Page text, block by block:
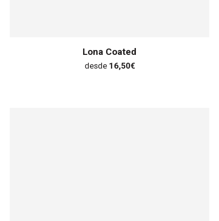
Lona Coated
desde 16,50€